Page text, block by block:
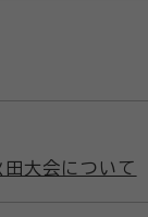
大会について